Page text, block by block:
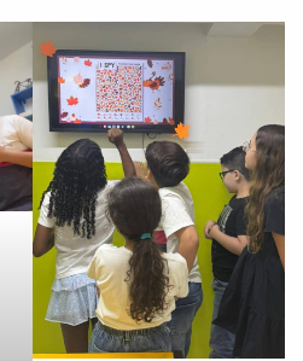
dados abaixo e
em contato
a